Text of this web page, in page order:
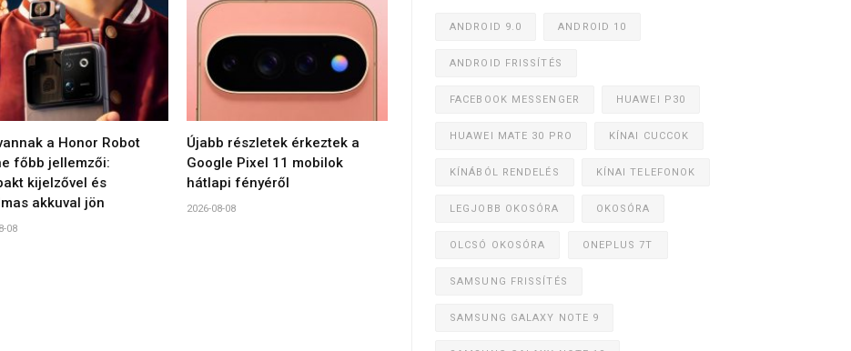
a Honor Robot
főbb jellemzői:
kijelzővel és
akkuval jön
08
Újabb részletek érkeztek a
Google Pixel 11 mobilok
hátlapi fényéről
2026-08-08
ANDROID 9.0 ANDROID 10
ANDROID FRISSÍTÉS
FACEBOOK MESSENGER HUAWEI P30
HUAWEI MATE 30 PRO KÍNAI CUCCOK
KÍNÁBÓL RENDELÉS KÍNAI TELEFONOK
LEGJOBB OKOSÓRA OKOSÓRA
OLCSÓ OKOSÓRA ONEPLUS 7T
SAMSUNG FRISSÍTÉS
SAMSUNG GALAXY NOTE 9